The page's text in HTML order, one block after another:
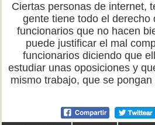
Ciertas personas de internet,
gente tiene todo el derecho
funcionarios que no hacen
puede justificar el mal
funcionarios diciendo que
estudiar unas oposiciones y
mismo trabajo, que se